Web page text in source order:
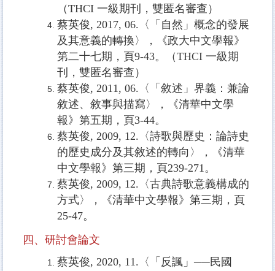
（THCI 一級期刊，雙匿名審查）
蔡英俊, 2017, 06. 〈「自然」概念的發展
及其意義的轉換〉，《政大中文學報》
第二十七期，頁9-43。（THCI 一級期
刊，雙匿名審查）
蔡英俊, 2011, 06. 〈「敘述」界義：兼論
敘述、敘事與描寫〉，《清華中文學
報》第五期，頁3-44。
蔡英俊, 2009, 12. 〈詩歌與歷史：論詩史
的歷史成分及其敘述的轉向〉，《清華
中文學報》第三期，頁239-271。
蔡英俊, 2009, 12. 〈古典詩歌意義構成的
方式〉，《清華中文學報》第三期，頁
25-47。
四、研討會論文
蔡英俊, 2020, 11.〈「反諷」──民國